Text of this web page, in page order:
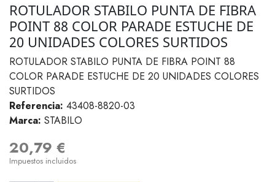
ROTULADOR STABILO PUNTA DE FIBRA
POINT 88 COLOR PARADE ESTUCHE DE
20 UNIDADES COLORES SURTIDOS
ROTULADOR STABILO PUNTA DE FIBRA POINT 88
COLOR PARADE ESTUCHE DE 20 UNIDADES COLORES
SURTIDOS
Referencia: 43408-8820-03
Marca: STABILO
20,79 €
Impuestos incluidos